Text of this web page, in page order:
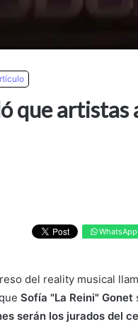
que artistas
WhatsApp
del reality musical
Sofía "La Reini" Gonet
serán los jurados del